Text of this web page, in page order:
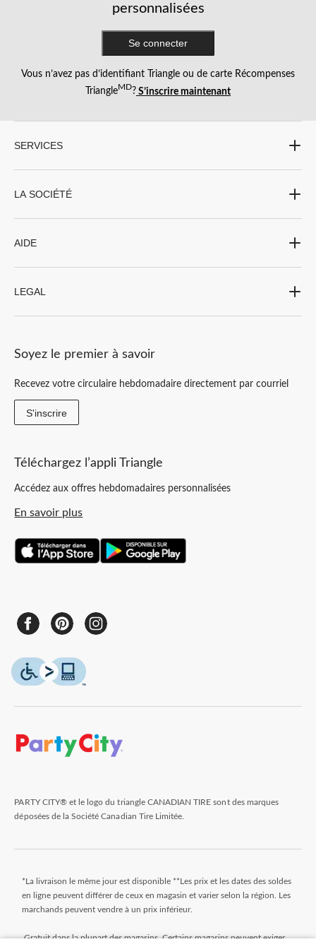
personnalisées
Se connecter
Vous n’avez pas d’identifiant Triangle ou de carte Récompenses
TriangleMD? S’inscrire maintenant
SERVICES
LA SOCIÉTÉ
AIDE
LEGAL
Soyez le premier à savoir
Recevez votre circulaire hebdomadaire directement par courriel
S'inscrire
Téléchargez l’appli Triangle
Accédez aux offres hebdomadaires personnalisées
En savoir plus
PARTY CITY® et le logo du triangle CANADIAN TIRE sont des marques
déposées de la Société Canadian Tire Limitée.
*La livraison le même jour est disponible **Les prix et les dates des soldes
en ligne peuvent différer de ceux en magasin et varier selon la région. Les
marchands peuvent vendre à un prix inférieur.
Gratuit dans la plupart des magasins. Certains magasins peuvent exiger